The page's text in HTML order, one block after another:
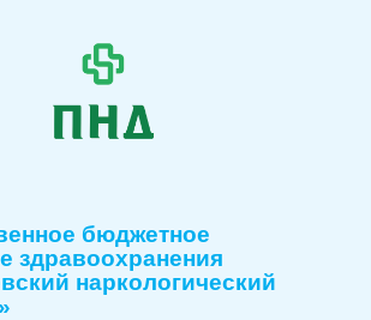
бюджетное
здравоохранения
наркологический